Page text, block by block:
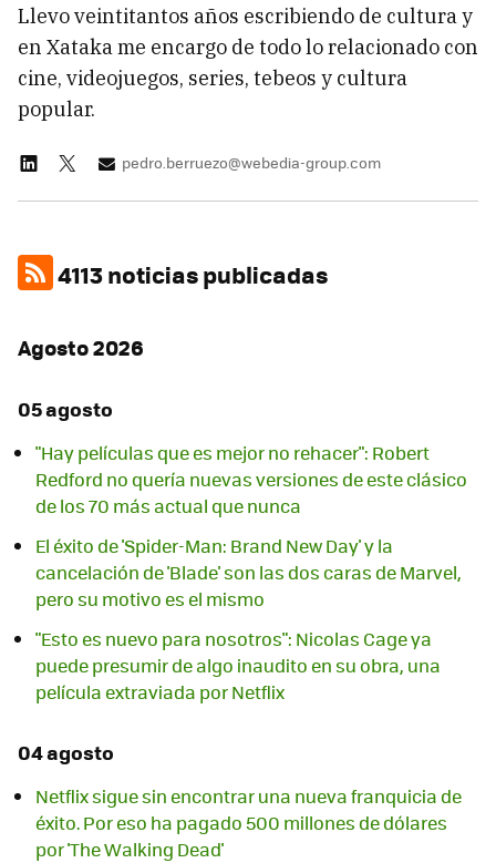
Llevo veintitantos años escribiendo de cultura y
en Xataka me encargo de todo lo relacionado con
cine, videojuegos, series, tebeos y cultura
popular.
pedro.berruezo@webedia-group.com
4113 noticias publicadas
Agosto 2026
05 agosto
"Hay películas que es mejor no rehacer": Robert
Redford no quería nuevas versiones de este clásico
de los 70 más actual que nunca
El éxito de 'Spider-Man: Brand New Day' y la
cancelación de 'Blade' son las dos caras de Marvel,
pero su motivo es el mismo
"Esto es nuevo para nosotros": Nicolas Cage ya
puede presumir de algo inaudito en su obra, una
película extraviada por Netflix
04 agosto
Netflix sigue sin encontrar una nueva franquicia de
éxito. Por eso ha pagado 500 millones de dólares
por 'The Walking Dead'